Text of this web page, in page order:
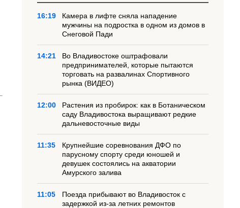
16:19
Камера в лифте сняла нападение
мужчины на подростка в одном из домов в
Снеговой Пади
14:21
Во Владивостоке оштрафовали
предпринимателей, которые пытаются
торговать на развалинах Спортивного
рынка (ВИДЕО)
12:00
Растения из пробирок: как в Ботаническом
саду Владивостока выращивают редкие
дальневосточные виды
11:35
Крупнейшие соревнования ДФО по
парусному спорту среди юношей и
девушек состоялись на акватории
Амурского залива
11:05
Поезда прибывают во Владивосток с
задержкой из-за летних ремонтов